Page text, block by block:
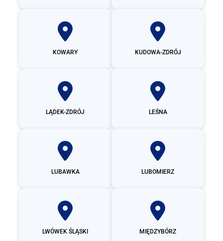
KOWARY KUDOWA-ZDRÓJ
LĄDEK-ZDRÓJ LEŚNA
LUBAWKA LUBOMIERZ
LWÓWEK ŚLĄSKI MIĘDZYBÓRZ